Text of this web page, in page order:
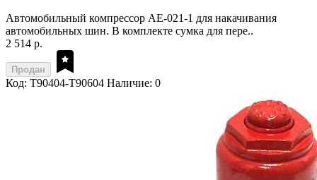
Автомобильный компрессор AE-021-1 для накачивания
автомобильных шин. В комплекте сумка для пере..
2 514 р.
Продан
Код: T90404-T90604 Наличие: 0